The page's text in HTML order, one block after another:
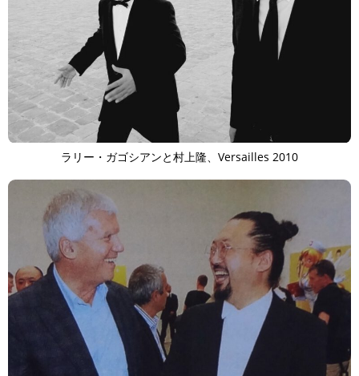
ラリー・ガゴシアンと村上隆、Versailles 2010